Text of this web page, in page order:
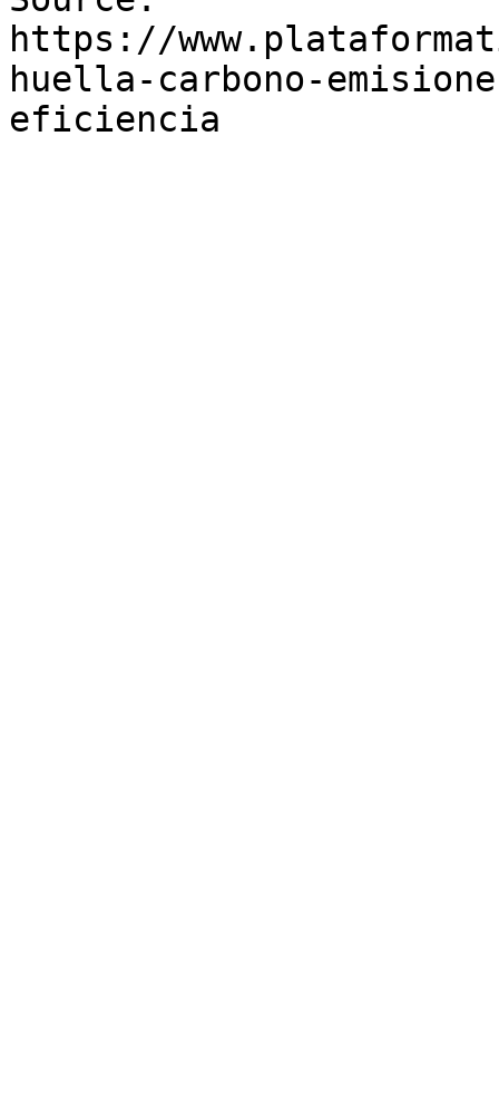
https://
huella-carbono-